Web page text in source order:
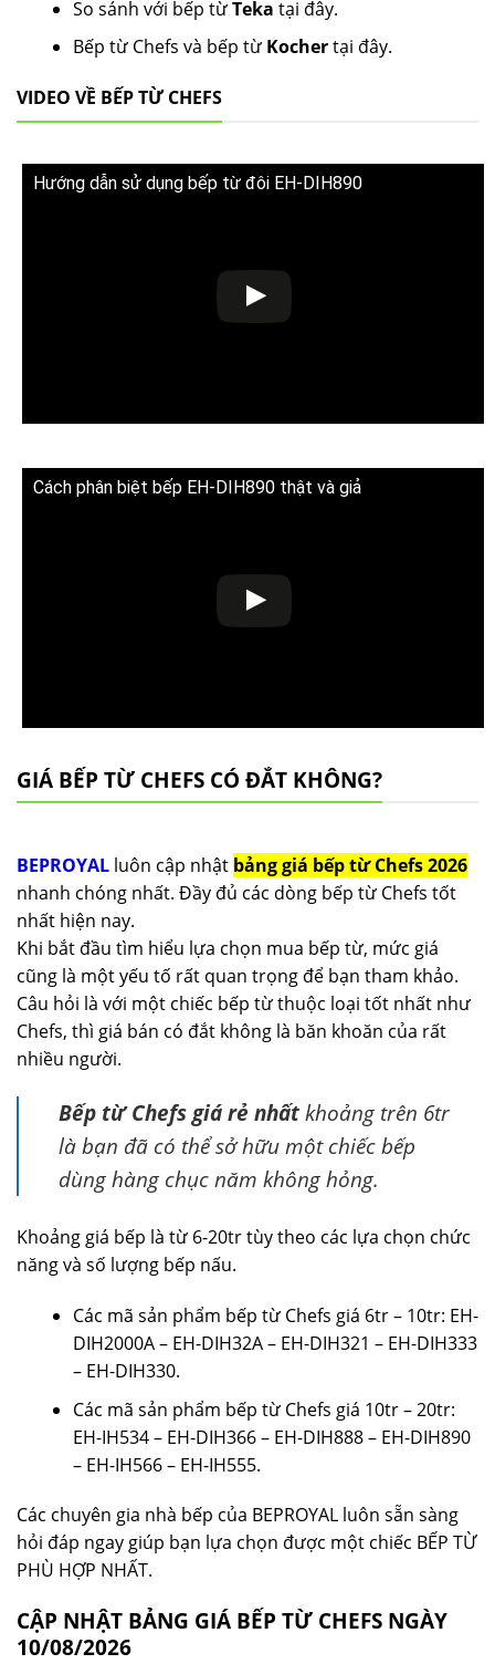
So sánh với bếp từTeka tại đây.
Bếp từ Chefs và bếp từ Kochertại đây.
VIDEO VỀ BẾP TỪ CHEFS
Hướng dẫn sử dụng bếp từ đôi EH-DIH890
Cách phân biệt bếp EH-DIH890 thật và giả
GIÁ BẾP TỪ CHEFS CÓ ĐẮT KHÔNG?
BEPROYAL luôn cập nhật bảng giá bếp từ Chefs 2026
nhanh chóng nhất. Đầy đủ các dòng bếp từ Chefs tốt
nhất hiện nay.
Khi bắt đầu tìm hiểu lựa chọn mua bếp từ, mức giá
cũng là một yếu tố rất quan trọng để bạn tham khảo.
Câu hỏi là với một chiếc bếp từ thuộc loại tốt nhất như
Chefs, thì giá bán có đắt không là băn khoăn của rất
nhiều người.
Bếp từ Chefs giá rẻ nhấtkhoảng trên 6tr
là bạn đã có thể sở hữu một chiếc bếp
dùng hàng chục năm không hỏng.
Khoảng giá bếp là từ 6-20tr tùy theo các lựa chọn chức
năng và số lượng bếp nấu.
Các mã sản phẩm bếp từ Chefs giá 6tr – 10tr: EH-
DIH2000A – EH-DIH32A – EH-DIH321 – EH-DIH333
– EH-DIH330.
Các mã sản phẩm bếp từ Chefs giá 10tr – 20tr:
EH-IH534 – EH-DIH366 – EH-DIH888 – EH-DIH890
– EH-IH566 – EH-IH555.
Các chuyên gia nhà bếp của BEPROYAL luôn sẵn sàng
hỏi đáp ngay giúp bạn lựa chọn được một chiếc BẾP TỪ
PHÙ HỢP NHẤT.
CẬP NHẬT BẢNG GIÁ BẾP TỪ CHEFS NGÀY
10/08/2026